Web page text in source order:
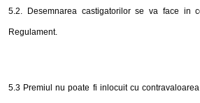
5.2. Desemnarea castigatorilor se va face in
Regulament.
5.3 Premiul nu poate fi inlocuit cu